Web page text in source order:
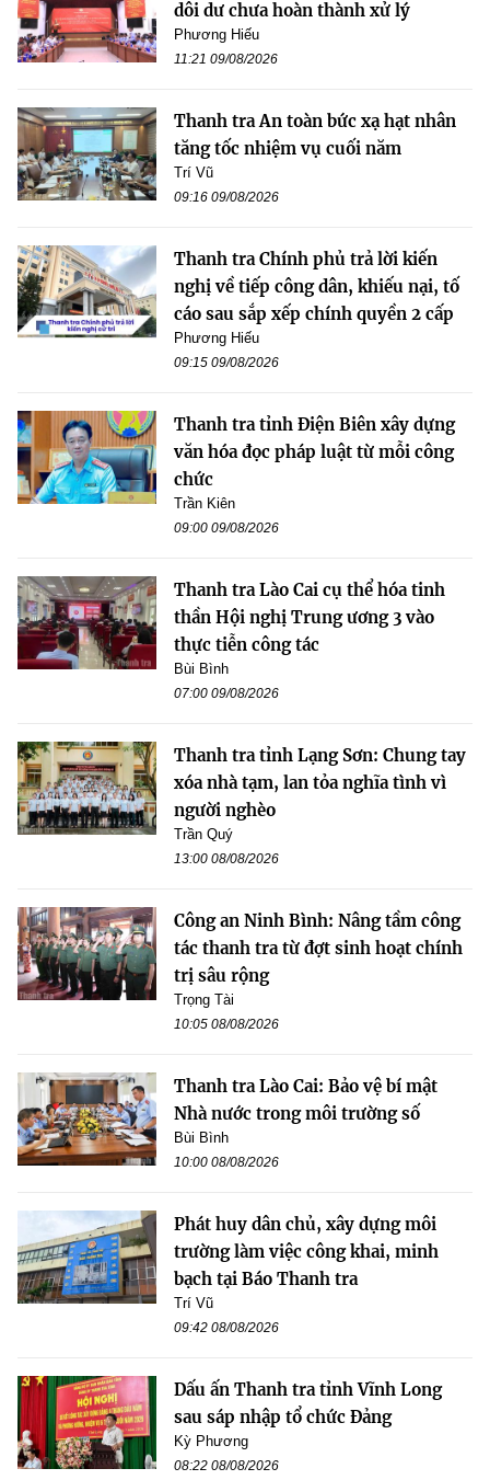
dôi dư chưa hoàn thành xử lý
Phương Hiếu
11:21 09/08/2026
Thanh tra An toàn bức xạ hạt nhân
tăng tốc nhiệm vụ cuối năm
Trí Vũ
09:16 09/08/2026
Thanh tra Chính phủ trả lời kiến
nghị về tiếp công dân, khiếu nại, tố
cáo sau sắp xếp chính quyền 2 cấp
Phương Hiếu
09:15 09/08/2026
Thanh tra tỉnh Điện Biên xây dựng
văn hóa đọc pháp luật từ mỗi công
chức
Trần Kiên
09:00 09/08/2026
Thanh tra Lào Cai cụ thể hóa tinh
thần Hội nghị Trung ương 3 vào
thực tiễn công tác
Bùi Bình
07:00 09/08/2026
Thanh tra tỉnh Lạng Sơn: Chung tay
xóa nhà tạm, lan tỏa nghĩa tình vì
người nghèo
Trần Quý
13:00 08/08/2026
Công an Ninh Bình: Nâng tầm công
tác thanh tra từ đợt sinh hoạt chính
trị sâu rộng
Trọng Tài
10:05 08/08/2026
Thanh tra Lào Cai: Bảo vệ bí mật
Nhà nước trong môi trường số
Bùi Bình
10:00 08/08/2026
Phát huy dân chủ, xây dựng môi
trường làm việc công khai, minh
bạch tại Báo Thanh tra
Trí Vũ
09:42 08/08/2026
Dấu ấn Thanh tra tỉnh Vĩnh Long
sau sáp nhập tổ chức Đảng
Kỳ Phương
08:22 08/08/2026